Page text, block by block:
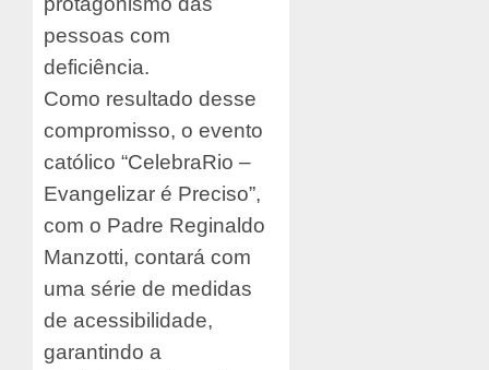
pessoas com
deficiência.
Como resultado desse
compromisso, o evento
católico “CelebraRio –
Evangelizar é Preciso”,
com o Padre Reginaldo
Manzotti, contará com
uma série de medidas
de acessibilidade,
garantindo a